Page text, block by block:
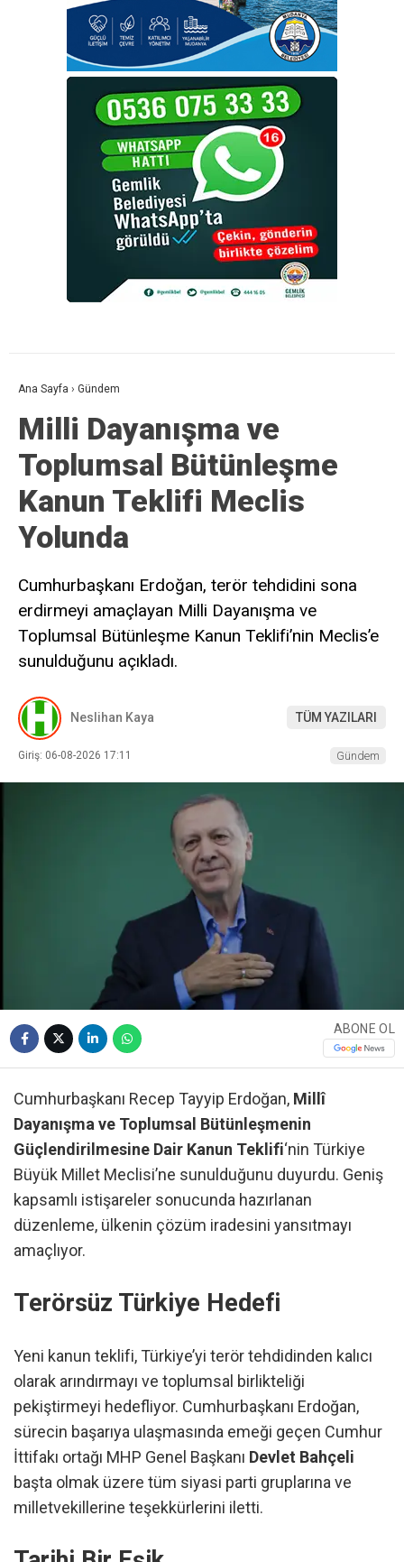
Ana Sayfa › Gündem
Milli Dayanışma ve
Toplumsal Bütünleşme
Kanun Teklifi Meclis
Yolunda
Cumhurbaşkanı Erdoğan, terör tehdidini sona
erdirmeyi amaçlayan Milli Dayanışma ve
Toplumsal Bütünleşme Kanun Teklifi’nin Meclis’e
sunulduğunu açıkladı.
Neslihan Kaya TÜM YAZILARI
Giriş: 06-08-2026 17:11 Gündem
ABONE OL
Cumhurbaşkanı Recep Tayyip Erdoğan, Millî
Dayanışma ve Toplumsal Bütünleşmenin
Güçlendirilmesine Dair Kanun Teklifi‘nin Türkiye
Büyük Millet Meclisi’ne sunulduğunu duyurdu. Geniş
kapsamlı istişareler sonucunda hazırlanan
düzenleme, ülkenin çözüm iradesini yansıtmayı
amaçlıyor.
Terörsüz Türkiye Hedefi
Yeni kanun teklifi, Türkiye’yi terör tehdidinden kalıcı
olarak arındırmayı ve toplumsal birlikteliği
pekiştirmeyi hedefliyor. Cumhurbaşkanı Erdoğan,
sürecin başarıya ulaşmasında emeği geçen Cumhur
İttifakı ortağı MHP Genel Başkanı Devlet Bahçeli
başta olmak üzere tüm siyasi parti gruplarına ve
milletvekillerine teşekkürlerini iletti.